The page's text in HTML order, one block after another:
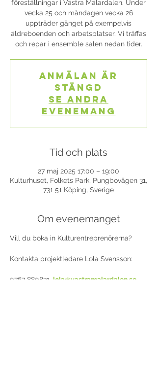
föreställningar i Västra Mälardalen. Under
vecka 25 och måndagen vecka 26
uppträder gänget på exempelvis
äldreboenden och arbetsplatser. Vi träffas
och repar i ensemble salen nedan tider.
Anmälan är
stängd
Se andra
evenemang
Tid och plats
27 maj 2025 17:00 – 19:00
Kulturhuset, Folkets Park, Pungbovägen 31,
731 51 Köping, Sverige
Om evenemanget
Vill du boka in Kulturentreprenörerna?
Kontakta projektledare Lola Svensson:
0767 880831, lola@vastramalardalen.se